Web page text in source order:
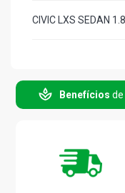
CIVIC LXS SEDAN
Benefícios de